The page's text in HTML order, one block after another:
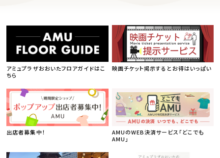
アミュプラザおおいたフロアガイドはこ
ちら
映画チケット掲示するとお得はいっぱい
出店者募集中！
AMUのWEB決済サービス「どこでも
AMU」